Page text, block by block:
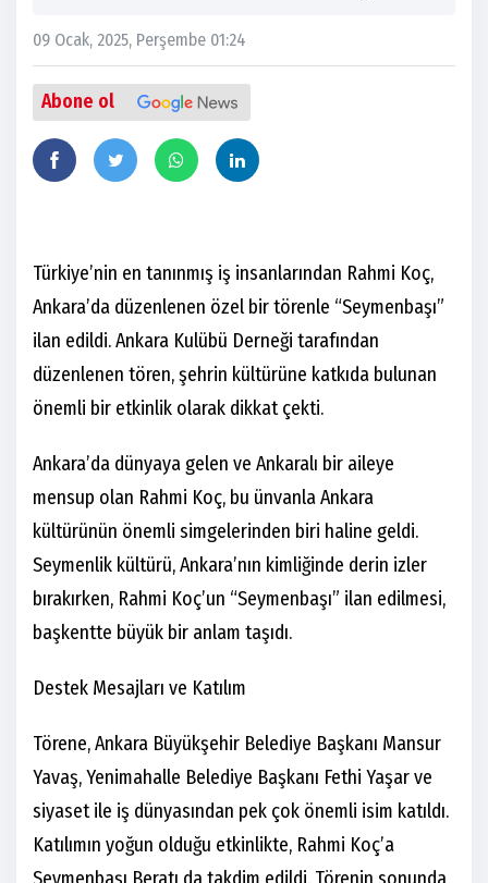
09 Ocak, 2025, Perşembe 01:24
Abone ol
Türkiye’nin en tanınmış iş insanlarından Rahmi Koç,
Ankara’da düzenlenen özel bir törenle “Seymenbaşı”
ilan edildi. Ankara Kulübü Derneği tarafından
düzenlenen tören, şehrin kültürüne katkıda bulunan
önemli bir etkinlik olarak dikkat çekti.
Ankara’da dünyaya gelen ve Ankaralı bir aileye
mensup olan Rahmi Koç, bu ünvanla Ankara
kültürünün önemli simgelerinden biri haline geldi.
Seymenlik kültürü, Ankara’nın kimliğinde derin izler
bırakırken, Rahmi Koç’un “Seymenbaşı” ilan edilmesi,
başkentte büyük bir anlam taşıdı.
Destek Mesajları ve Katılım
Törene, Ankara Büyükşehir Belediye Başkanı Mansur
Yavaş, Yenimahalle Belediye Başkanı Fethi Yaşar ve
siyaset ile iş dünyasından pek çok önemli isim katıldı.
Katılımın yoğun olduğu etkinlikte, Rahmi Koç’a